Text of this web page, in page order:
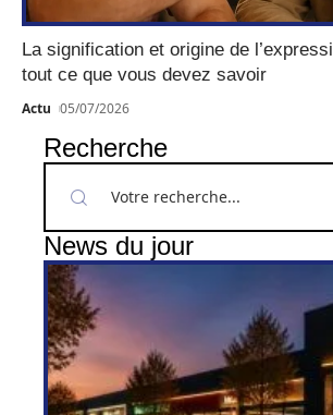
La signification et origine de
tout ce que vous devez savoir
Actu 05/07/2026
Recherche
News du jour